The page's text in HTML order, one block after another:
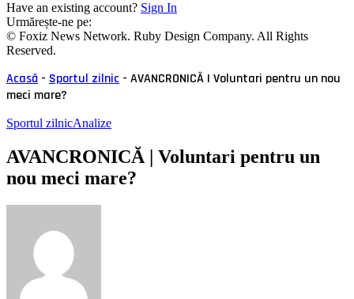
Have an existing account? Sign In
Urmărește-ne pe:
© Foxiz News Network. Ruby Design Company. All Rights
Reserved.
Acasă - Sportul zilnic - AVANCRONICĂ | Voluntari pentru un nou
meci mare?
Sportul zilnicAnalize
AVANCRONICĂ | Voluntari pentru un
nou meci mare?